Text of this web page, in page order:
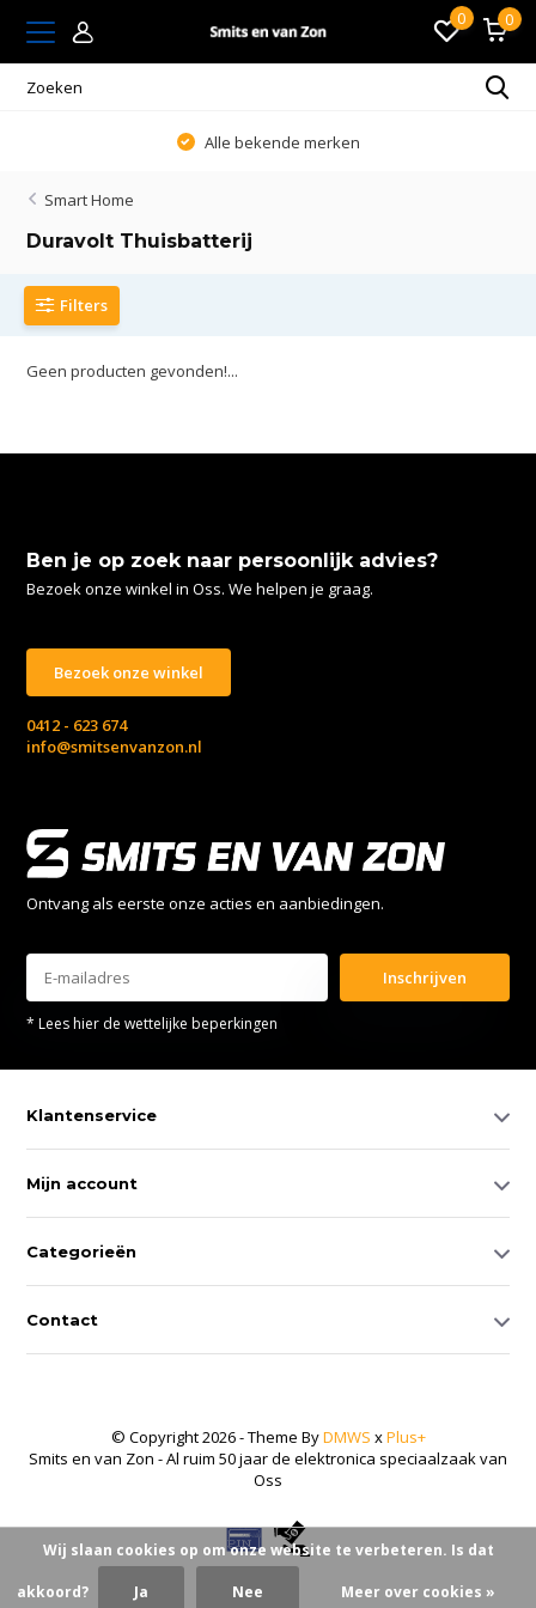
0 0
Alle bekende merken
Smart Home
Duravolt Thuisbatterij
Filters
Geen producten gevonden!...
Ben je op zoek naar persoonlijk advies?
Bezoek onze winkel in Oss. We helpen je graag.
Bezoek onze winkel
0412 - 623 674
info@smitsenvanzon.nl
Ontvang als eerste onze acties en aanbiedingen.
Inschrijven
* Lees hier de wettelijke beperkingen
Klantenservice
Mijn account
Categorieën
Contact
© Copyright 2026 - Theme ByDMWS xPlus+
Smits en van Zon - Al ruim 50 jaar de elektronica speciaalzaak van
Oss
Wij slaan cookies op om onze website te verbeteren. Is dat
akkoord? Ja Nee Meer over cookies »